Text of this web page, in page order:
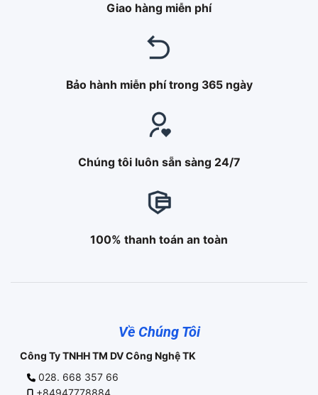
Giao hàng miễn phí
Bảo hành miễn phí trong 365 ngày
Chúng tôi luôn sẵn sàng 24/7
100% thanh toán an toàn
Về Chúng Tôi
Công Ty TNHH TM DV Công Nghệ TK
028. 668 357 66